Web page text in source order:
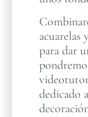
acuarelas
para dar
dedicado